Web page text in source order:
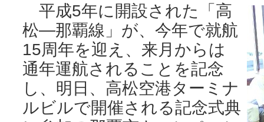
平成5年に開設された「高
松―那覇線」が、今年で就航
15周年を迎え、来月からは
通年運航されることを記念
し、明日、高松空港ターミナ
ルビルで開催される記念式典